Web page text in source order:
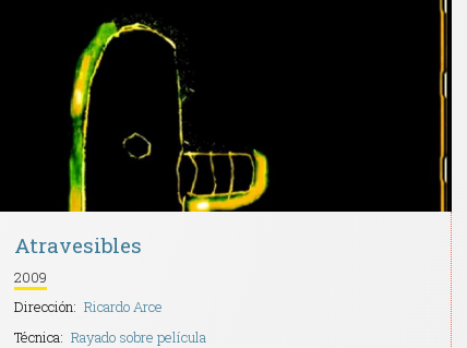
Atravesibles
2009
Dirección: Ricardo Arce
Técnica: Rayado sobre película